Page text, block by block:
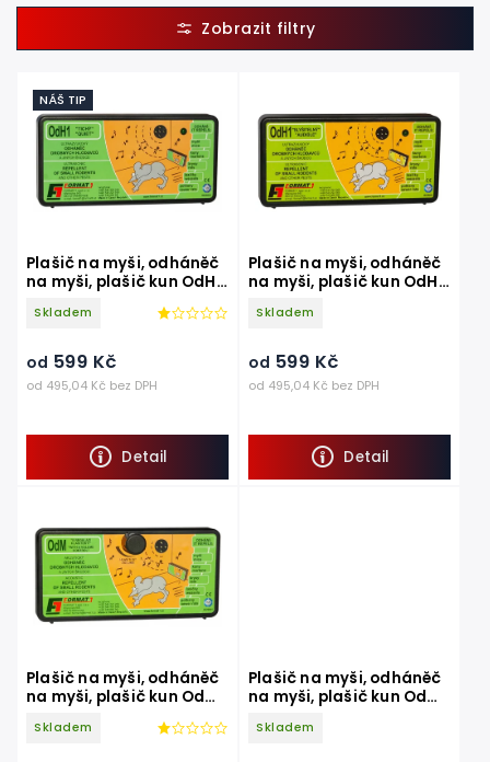
Doporučujeme
Nejlevnější
Nejprodávanější
Abecedně
NÁŠ TIP
Plašič na myši, odháněč
na myši, plašič kun OdH1
Skladem
od 495,04 Kč bez DPH
od 599 Kč
Detail
Plašič na myši, odháněč
na myši, plašič kun OdH1
Skladem
od 495,04 Kč bez DPH
od 599 Kč
Detail
Plašič na myši, odháněč
na myši, plašič kun OdM
Skladem
Plašič na myši, odháněč
na myši, plašič kun OdM3
Skladem